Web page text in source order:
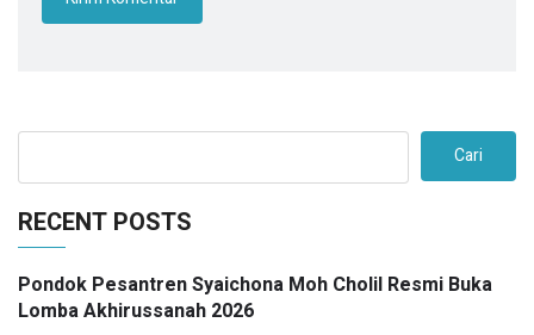
Cari
RECENT POSTS
Pondok Pesantren Syaichona Moh Cholil Resmi Buka
Lomba Akhirussanah 2026